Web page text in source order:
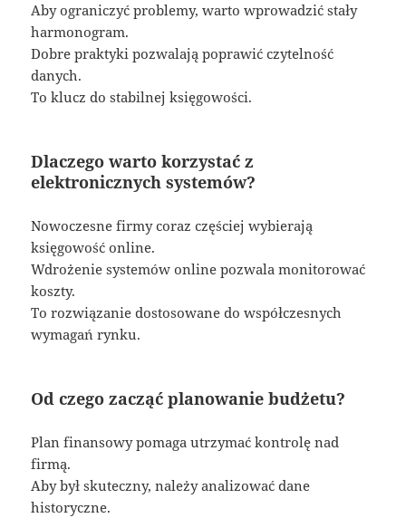
Aby ograniczyć problemy, warto wprowadzić stały
harmonogram.
Dobre praktyki pozwalają poprawić czytelność
danych.
To klucz do stabilnej księgowości.
Dlaczego warto korzystać z
elektronicznych systemów?
Nowoczesne firmy coraz częściej wybierają
księgowość online.
Wdrożenie systemów online pozwala monitorować
koszty.
To rozwiązanie dostosowane do współczesnych
wymagań rynku.
Od czego zacząć planowanie budżetu?
Plan finansowy pomaga utrzymać kontrolę nad
firmą.
Aby był skuteczny, należy analizować dane
historyczne.